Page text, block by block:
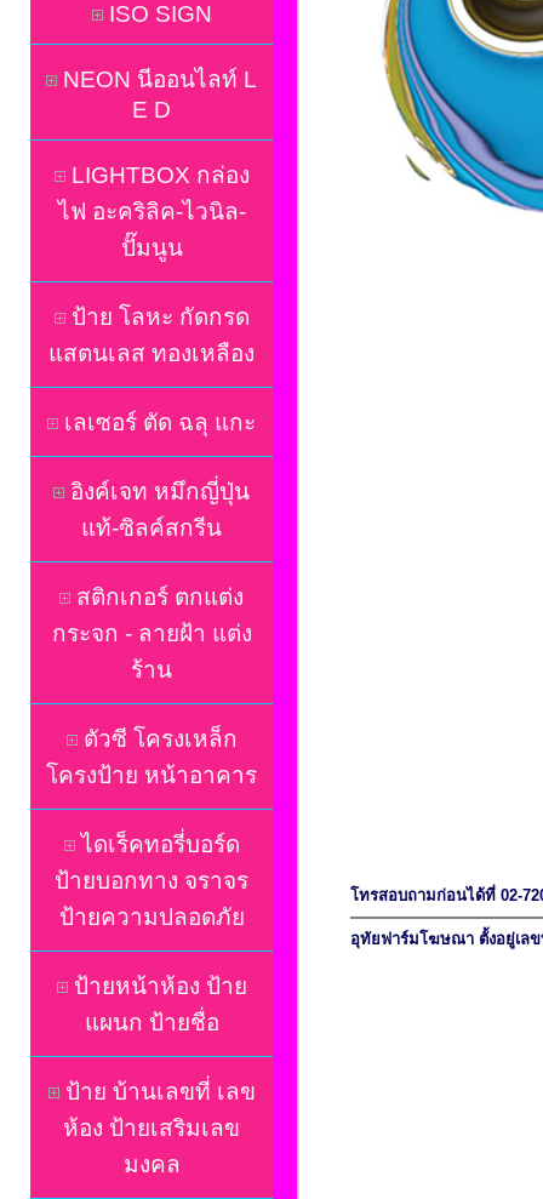
ISO SIGN
NEON นีออนไลท์ L
E D
LIGHTBOX กล่อง
ไฟ อะคริลิค-ไวนิล-
ปั๊มนูน
ป้าย โลหะ กัดกรด
แสตนเลส ทองเหลือง
เลเซอร์ ตัด ฉลุ แกะ
อิงค์เจท หมึกญี่ปุ่น
แท้-ซิลค์สกรีน
สติกเกอร์ ตกแต่ง
กระจก - ลายฝ้า แต่ง
ร้าน
ตัวซี โครงเหล็ก
โครงป้าย หน้าอาคาร
ไดเร็คทอรี่บอร์ด
ป้ายบอกทาง จราจร
ป้ายความปลอดภัย
ป้ายหน้าห้อง ป้าย
แผนก ป้ายชื่อ
ป้าย บ้านเลขที่ เลข
ห้อง ป้ายเสริมเลข
มงคล
โทรสอบถามก่อนได้ที่ 02-
อุทัยฟาร์มโฆษณา ตั้งอยู่เล